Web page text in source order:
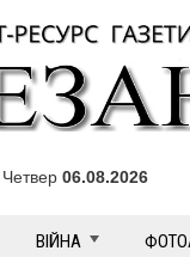
Четвер 06.08.2026
ВІЙНА